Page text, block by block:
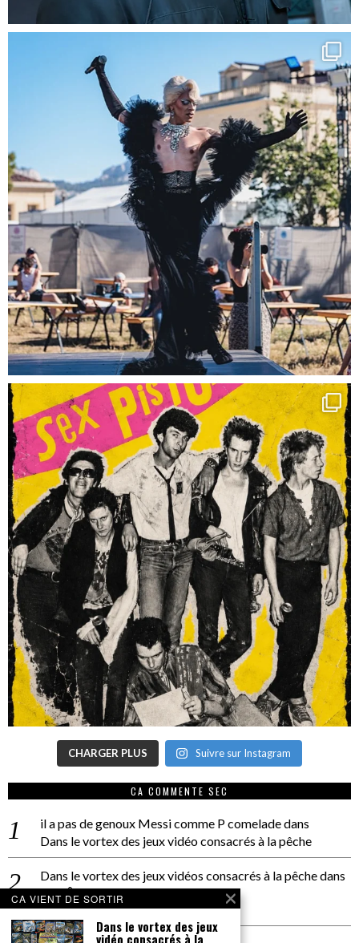
CHARGER PLUS Suivre sur Instagram
CA COMMENTE SEC
il a pas de genoux Messi comme P comeladedans
Dans le vortex des jeux vidéo consacrés à la pêche
Dans le vortex des jeux vidéos consacrés à la pêchedans
PACÔME THIELLEMENT
La séance d’Hip Gnose
CA VIENT DE SORTIR
Dans le vortex des jeux
vidéo consacrés à la